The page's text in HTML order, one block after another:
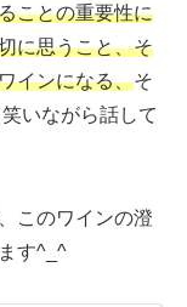
ことの重要性に
に思うこと、そ
インになる、そ
いながら話して
このワインの澄
す^_^